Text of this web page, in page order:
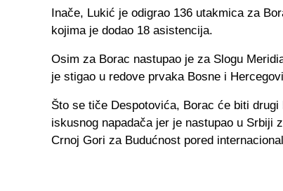
Inače, Lukić je odigrao 136 utakmica za
kojima je dodao 18 asistencija.
Osim za Borac nastupao je za Slogu
je stigao u redove prvaka Bosne i
Što se tiče Despotovića, Borac će biti
iskusnog napadača jer je nastupao u Srbiji
Crnoj Gori za Budućnost pored